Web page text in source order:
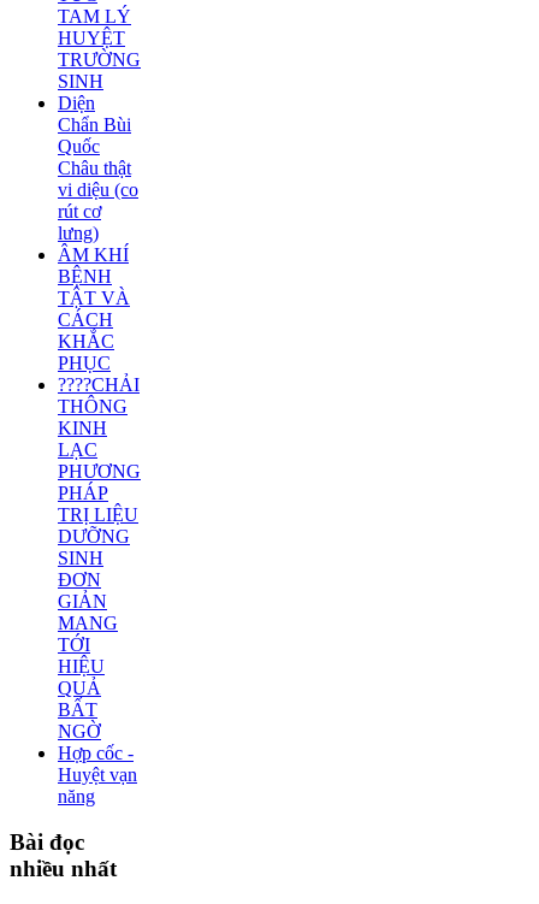
TAM LÝ
HUYỆT
TRƯỜNG
SINH
Diện
Chẩn Bùi
Quốc
Châu thật
vi diệu (co
rút cơ
lưng)
ÂM KHÍ
BỆNH
TẬT VÀ
CÁCH
KHẮC
PHỤC
????CHẢI
THÔNG
KINH
LẠC
PHƯƠNG
PHÁP
TRỊ LIỆU
DƯỠNG
SINH
ĐƠN
GIẢN
MANG
TỚI
HIỆU
QUẢ
BẤT
NGỜ
Hợp cốc -
Huyệt vạn
năng
Bài đọc
nhiều nhất